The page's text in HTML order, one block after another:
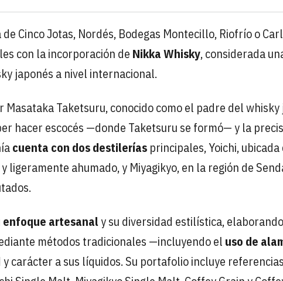
Cinco Jotas, Nordés, Bodegas Montecillo, Riofrío o
con la incorporación de Nikka Whisky, considerada
japonés a nivel internacional.
Masataka Taketsuru, conocido como el padre del
hacer escocés —donde Taketsuru se formó— y la
cuenta con dos destilerías principales, Yoichi,
ligeramente ahumado, y Miyagikyo, en la región de
enfoque artesanaly su diversidad estilística,
métodos tradicionales —incluyendo el uso de
carácter a sus líquidos. Su portafolio incluye